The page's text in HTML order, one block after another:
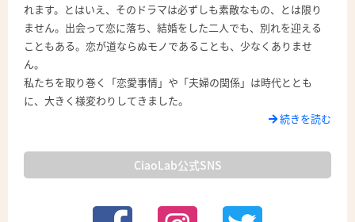
れます。とはいえ、そのドラマは必ずしも素敵なもの、とは限り
ません。出会って恋に落ち、結婚をした二人でも、別れを迎える
こともある。恋が道ならぬモノであることも、少なくありませ
ん。
私たちを取り巻く「恋愛事情」や「夫婦の関係」は時代ととも
に、大きく様変わりしてきました。
続きを読む
CiaoLab公式SNS